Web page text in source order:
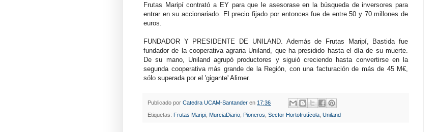
Frutas Maripí contrató a EY para que le asesorase en la búsqueda de inversores para
entrar en su accionariado. El precio fijado por entonces fue de entre 50 y 70 millones de
euros.
FUNDADOR Y PRESIDENTE DE UNILAND. Además de Frutas Maripí, Bastida fue
fundador de la cooperativa agraria Uniland, que ha presidido hasta el día de su muerte.
De su mano, Uniland agrupó productores y siguió creciendo hasta convertirse en la
segunda cooperativa más grande de la Región, con una facturación de más de 45 M€,
sólo superada por el 'gigante' Alimer.
Publicado por Catedra UCAM-Santander en 17:36
Etiquetas: Frutas Maripi MurciaDiario Pioneros Sector Hortofrutícola Uniland